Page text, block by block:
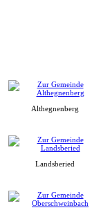
Althegnenberg
Landsberied